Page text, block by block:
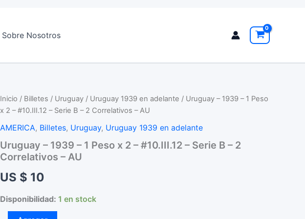
Sobre Nosotros
Inicio / Billetes / Uruguay / Uruguay 1939 en adelante / Uruguay – 1939 – 1 Peso
x 2 – #10.III.12 – Serie B – 2 Correlativos – AU
AMERICA, Billetes, Uruguay, Uruguay 1939 en adelante
Uruguay – 1939 – 1 Peso x 2 – #10.III.12 – Serie B – 2
Correlativos – AU
US $ 10
Disponibilidad: 1 en stock
Uruguay